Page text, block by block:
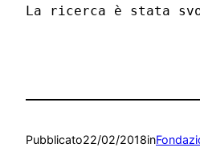
La ricerca è stata
Pubblicato22/02/2018in